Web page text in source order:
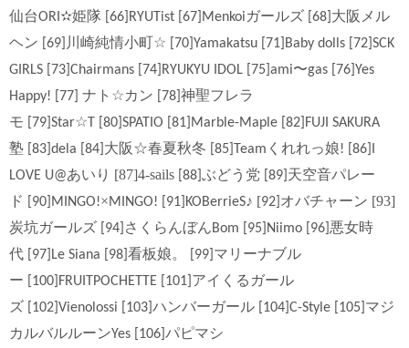
仙台ORI ✫姫隊 [66]RYUTist [67]Menkoiガールズ [68] 大阪メル
ヘン
[69] 川崎純情小町☆ [70]Yamakatsu [71]Baby dolls
[72]SCK
GIRLS
[73]Chairmans [74]RYUKYU IDOL [75]ami〜gas
[76]Yes
Happy!
[77] ナト ☆カン [78] 神聖フレラ
モ
[79]Star☆ [80]SPATIO [81]Marble-Maple [82]FUJI SAKURA
塾 [83]dela [84 ]大阪☆春夏秋冬 [85]Team くれれっ娘!
[86]I
LOVE U@あいり [87]4-sails [88] ぶどう党 [89] 天空音パレー
ド
[90]MINGO!×MINGO! [91]KOBerrieS♪ [92] オバチャーン [93]
炭坑ガールズ
[94] さくらんぼんBom [95]Niimo [96] 悪女時
代
[97]Le Siana [98] 看板娘。 [99] マリーナブル
ー
[100]FRUITPOCHETTE [101] アイくるガール
ズ
[102]Vienolossi [103] ハンバーガール [104]C-Style [105] マジ
カルバルルーンYes [106] パピマシ